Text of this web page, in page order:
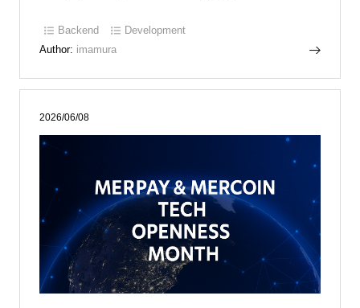
Backend
Development
Author: imamura
2026/06/08